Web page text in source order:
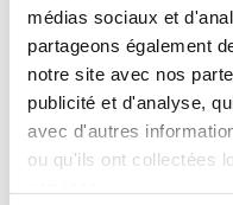
médias sociaux et
partageons également
notre site avec nos
publicité et d'analyse,
avec d'autres
ou qu'ils ont collectées
Ville : BOULOGNE-
Plan numérique